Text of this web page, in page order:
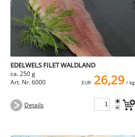
EDELWELS FILET WALDLAND
ca. 250 g
Art. Nr. 6000
EUR 26,29/ kg
Details +
-